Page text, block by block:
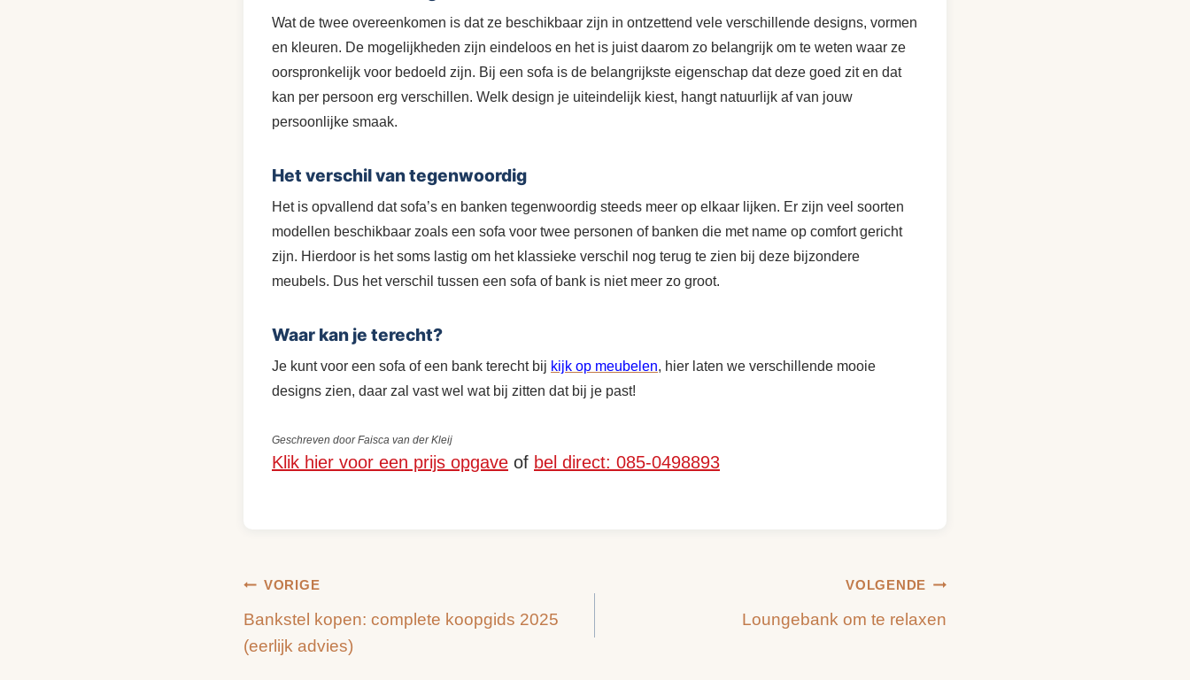
Wat de twee overeenkomen is dat ze beschikbaar zijn in ontzettend vele verschillende designs, vormen
en kleuren. De mogelijkheden zijn eindeloos en het is juist daarom zo belangrijk om te weten waar ze
oorspronkelijk voor bedoeld zijn. Bij een sofa is de belangrijkste eigenschap dat deze goed zit en dat
kan per persoon erg verschillen. Welk design je uiteindelijk kiest, hangt natuurlijk af van jouw
persoonlijke smaak.
Het verschil van tegenwoordig
Het is opvallend dat sofa’s en banken tegenwoordig steeds meer op elkaar lijken. Er zijn veel soorten
modellen beschikbaar zoals een sofa voor twee personen of banken die met name op comfort gericht
zijn. Hierdoor is het soms lastig om het klassieke verschil nog terug te zien bij deze bijzondere
meubels. Dus het verschil tussen een sofa of bank is niet meer zo groot.
Waar kan je terecht?
Je kunt voor een sofa of een bank terecht bij kijk op meubelen, hier laten we verschillende mooie
designs zien, daar zal vast wel wat bij zitten dat bij je past!
Geschreven door Faisca van der Kleij
Klik hier voor een prijs opgave of bel direct: 085-0498893
Bericht
navigatie
VORIGE
Bankstel kopen: complete koopgids 2025
(eerlijk advies)
VOLGENDE
Loungebank om te relaxen